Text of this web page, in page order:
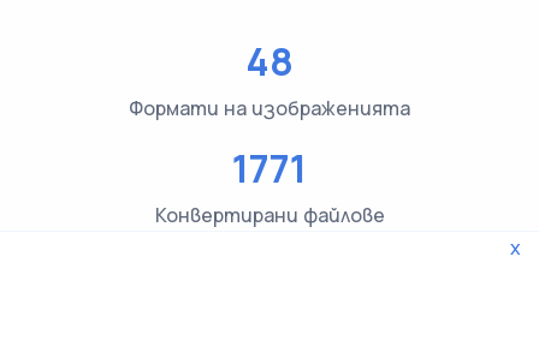
48
Формати на изображенията
1771
Конвертирани файлове
x